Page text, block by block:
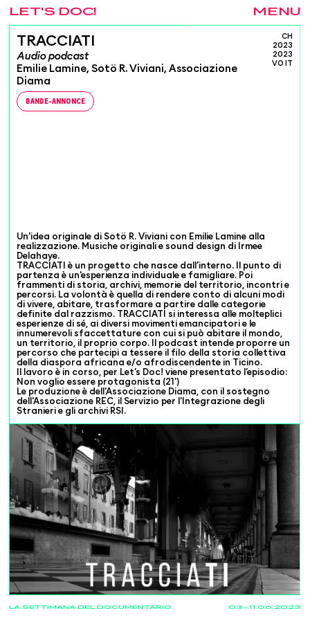
03—11.06.2023
LA SETTIMANA DEL DOCUMENTARIO
MENU
LET'S DOC!
TRACCIATI
Audio podcast
Emilie Lamine, Sotö R. Viviani, Associazione
Diama
BANDE-ANNONCE
CH
2023
2023
VO IT
Un'idea originale di Sotö R. Viviani con Emilie Lamine alla
realizzazione. Musiche originali e sound design di Irmee
Delahaye.
TRACCIATI è un progetto che nasce dall’interno. Il punto di
partenza è un'esperienza individuale e famigliare. Poi
frammenti di storia, archivi, memorie del territorio, incontri e
percorsi. La volontà è quella di rendere conto di alcuni modi
di vivere, abitare, trasformare a partire dalle categorie
definite dal razzismo. TRACCIATI si interessa alle molteplici
esperienze di sé, ai diversi movimenti emancipatori e le
innumerevoli sfaccettature con cui si può abitare il mondo,
un territorio, il proprio corpo. Il podcast intende proporre un
percorso che partecipi a tessere il filo della storia collettiva
della diaspora africana e/o afrodiscendente in Ticino.
Il lavoro è in corso, per Let’s Doc! viene presentato l’episodio:
Non voglio essere protagonista (21')
Le produzione è dell'Associazione Diama, con il sostegno
dell'Associazione REC, il Servizio per l'Integrazione degli
Stranieri e gli archivi RSI.